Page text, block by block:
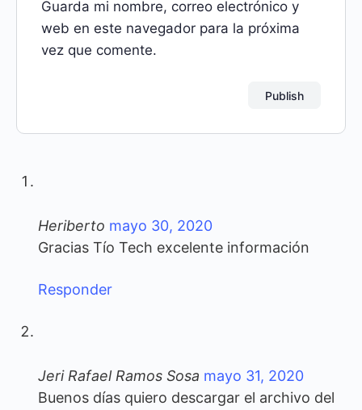
Guarda mi nombre, correo electrónico y
web en este navegador para la próxima
vez que comente.
Heriberto mayo 30, 2020
Gracias Tío Tech excelente información
Responder
Jeri Rafael Ramos Sosa mayo 31, 2020
Buenos días quiero descargar el archivo del